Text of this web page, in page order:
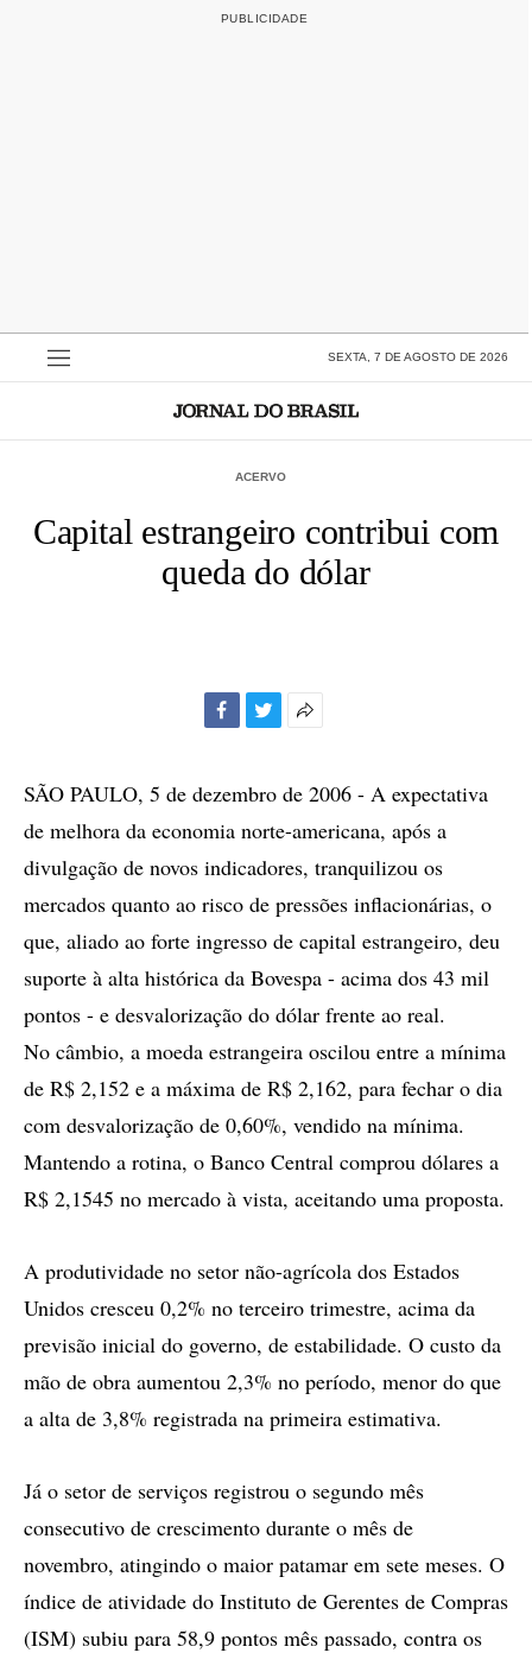
SEXTA, 7 DE AGOSTO DE 2026
ACERVO
Capital estrangeiro contribui com
queda do dólar
compartilhamento
SÃO PAULO, 5 de dezembro de 2006 - A expectativa
de melhora da economia norte-americana, após a
divulgação de novos indicadores, tranquilizou os
mercados quanto ao risco de pressões inflacionárias, o
que, aliado ao forte ingresso de capital estrangeiro, deu
suporte à alta histórica da Bovespa - acima dos 43 mil
pontos - e desvalorização do dólar frente ao real.
No câmbio, a moeda estrangeira oscilou entre a mínima
de R$ 2,152 e a máxima de R$ 2,162, para fechar o dia
com desvalorização de 0,60%, vendido na mínima.
Mantendo a rotina, o Banco Central comprou dólares a
R$ 2,1545 no mercado à vista, aceitando uma proposta.
A produtividade no setor não-agrícola dos Estados
Unidos cresceu 0,2% no terceiro trimestre, acima da
previsão inicial do governo, de estabilidade. O custo da
mão de obra aumentou 2,3% no período, menor do que
a alta de 3,8% registrada na primeira estimativa.
Já o setor de serviços registrou o segundo mês
consecutivo de crescimento durante o mês de
novembro, atingindo o maior patamar em sete meses. O
índice de atividade do Instituto de Gerentes de Compras
(ISM) subiu para 58,9 pontos mês passado, contra os